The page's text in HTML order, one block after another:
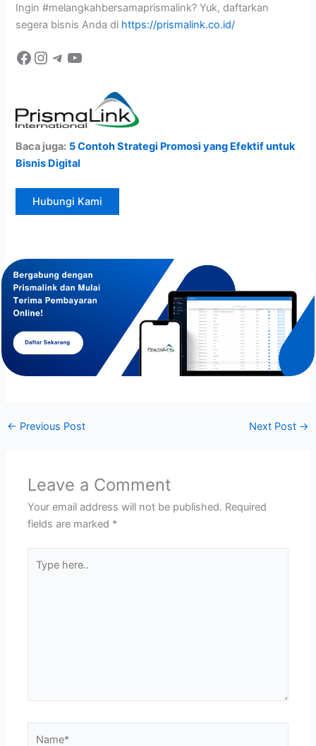
Ingin #melangkahbersamaprismalink? Yuk, daftarkan
segera bisnis Anda di https://prismalink.co.id/
Baca juga: 5 Contoh Strategi Promosi yang Efektif untuk
Bisnis Digital
Hubungi Kami
← Previous Post Next Post →
Leave a Comment
Your email address will not be published. Required
fields are marked *
here..